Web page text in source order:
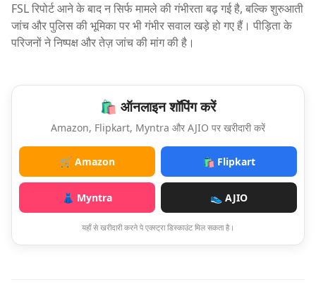
FSL रिपोर्ट आने के बाद न सिर्फ मामले की गंभीरता बढ़ गई है, बल्कि शुरुआती
जांच और पुलिस की भूमिका पर भी गंभीर सवाल खड़े हो गए हैं। पीड़िता के
परिजनों ने निष्पक्ष और तेज़ जांच की मांग की है।
🛍️ ऑनलाइन शॉपिंग करें
Amazon, Flipkart, Myntra और AJIO पर खरीदारी करें
🛒 Amazon 🛍️ Flipkart
👗 Myntra 👟 AJIO
यहाँ से खरीदारी करने पे एक्स्ट्रा डिस्काउंट मिल सकता है।